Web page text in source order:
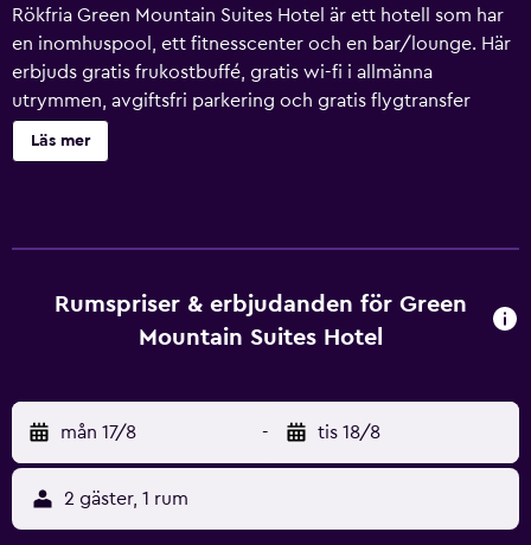
Rökfria Green Mountain Suites Hotel är ett hotell som har
en inomhuspool, ett fitnesscenter och en bar/lounge. Här
erbjuds gratis frukostbuffé, gratis wi-fi i allmänna
utrymmen, avgiftsfri parkering och gratis flygtransfer
tur/retur. Gäster får även tillgång till bekvämligheter som
en bubbelpool, kaffe/te i allmänt utrymme och kemtvätt.
Platt-tv med kabelpremiumkanaler. Rummen på detta
hotell med 3 stjärnor har kök med stor kyl/frys, spishäll,
Detta hotell i South Burlington erbjuder sina gäster gratis
wi-fi, med en hastighet på 100+ Mbps (passar för 1–2
personer eller upp till 6 enheter). Boendet tillhandahåller
skrivbord och skrivbordsstolar, samt telefon; gratis
lokalsamtal ingår (restriktioner kan förekomma). Städning
Läs mer
Rumspriser & erbjudanden för Green
Mountain Suites Hotel
mån 17/8 - tis 18/8
2 gäster, 1 rum